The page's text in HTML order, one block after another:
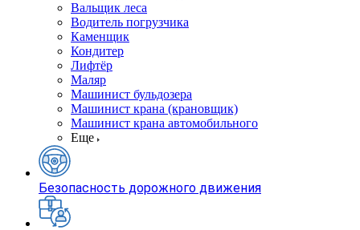
Вальщик леса
Водитель погрузчика
Каменщик
Кондитер
Лифтёр
Маляр
Машинист бульдозера
Машинист крана (крановщик)
Машинист крана автомобильного
Еще
Безопасность дорожного движения